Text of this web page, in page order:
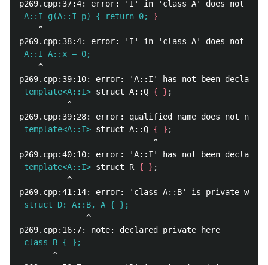
A::I g(A::I p) { return 0;
}
    ^
A::I A::x = 0;
    ^
template<A::I> struct A::Q { } ;
          ^
template<A::I> struct A::Q { } ;
                            ^
template<A::I> struct R { } ;
          ^
struct D: A::B, A { };
              ^
class B { };
       ^